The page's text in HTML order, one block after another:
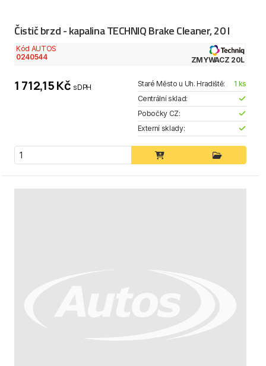
Čistič brzd - kapalina TECHNIQ Brake Cleaner, 20 l
Kód AUTOS
0240544
ZMYWACZ 20L
1 712,15 Kč s DPH Staré Město u Uh. Hradiště:
1 ks
Centrální sklad:
Pobočky CZ:
Externí sklady: